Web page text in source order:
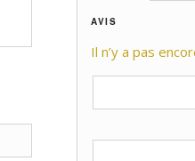
AVIS
Il n’y a pas